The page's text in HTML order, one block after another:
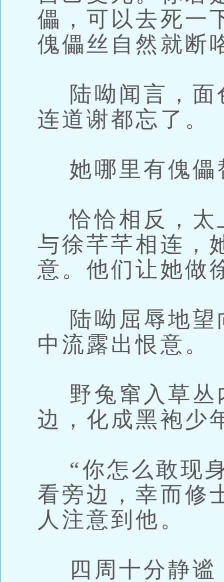
儡，可以去死一
傀儡丝自然就断
陆呦闻言，面
连道谢都忘了。
她哪里有傀儡
恰恰相反，太
与徐芊芊相连，
意。他们让她做
陆呦屈辱地望
中流露出恨意。
野兔窜入草丛
边，化成黑袍少
“你怎么敢现
看旁边，幸而修
人注意到他。
四周十分静谧